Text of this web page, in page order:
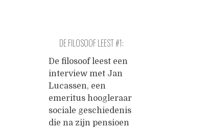
DE FILOSOOF LEEST #1:
GESCHIEDENIS VAN WERK
De filosoof leest een
interview met Jan
Lucassen, een
emeritus hoogleraar
sociale geschiedenis
die na zijn pensioen